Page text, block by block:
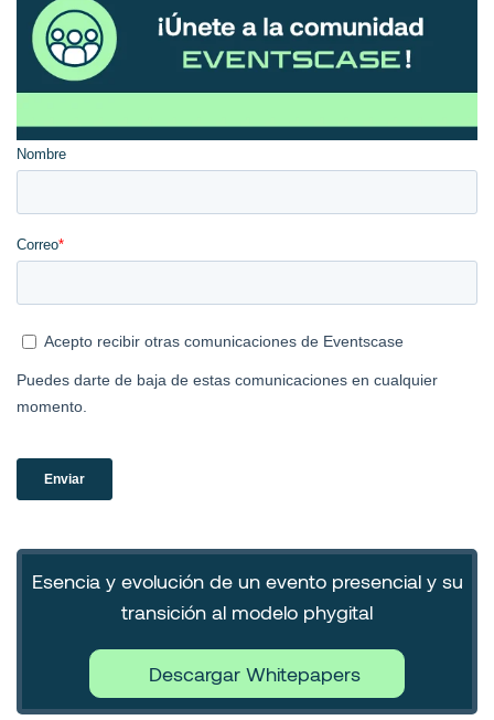
Esencia y evolución de un evento presencial y su
transición al modelo phygital
Descargar Whitepapers